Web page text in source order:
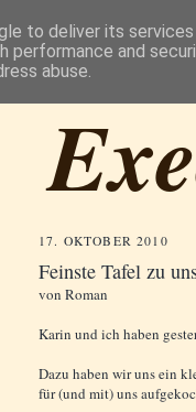
17. OKTOBER 2010
Feinste Tafel zu
von Roman
Karin und ich haben
Dazu haben wir uns ein
für (und mit) uns
to deliver its
performance and
abuse.